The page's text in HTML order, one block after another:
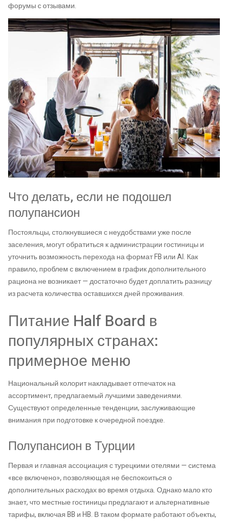
форумы с отзывами.
Что делать, если не подошел
полупансион
Постояльцы, столкнувшиеся с неудобствами уже после
заселения, могут обратиться к администрации гостиницы и
уточнить возможность перехода на формат FB или AI. Как
правило, проблем с включением в график дополнительного
рациона не возникает — достаточно будет доплатить разницу
из расчета количества оставшихся дней проживания.
Питание Half Board в
популярных странах:
примерное меню
Национальный колорит накладывает отпечаток на
ассортимент, предлагаемый лучшими заведениями.
Существуют определенные тенденции, заслуживающие
внимания при подготовке к очередной поездке.
Полупансион в Турции
Первая и главная ассоциация с турецкими отелями — система
«все включено», позволяющая не беспокоиться о
дополнительных расходах во время отдыха. Однако мало кто
знает, что местные гостиницы предлагают и альтернативные
тарифы, включая BB и HB. В таком формате работают объекты,